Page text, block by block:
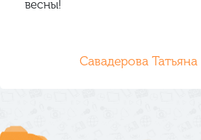
весны!
Савадерова